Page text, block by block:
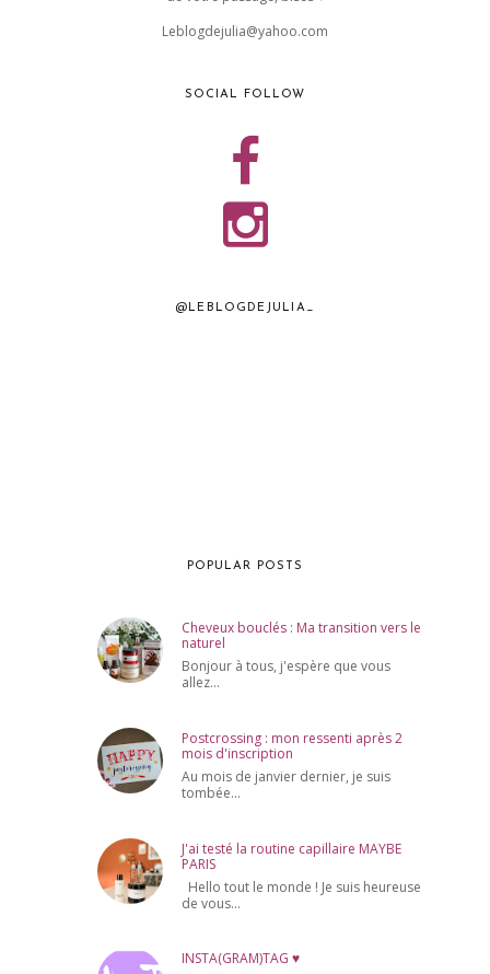
Leblogdejulia@yahoo.com
SOCIAL FOLLOW
@LEBLOGDEJULIA_
POPULAR POSTS
Cheveux bouclés : Ma transition vers le
naturel
Bonjour à tous, j'espère que vous
allez...
Postcrossing : mon ressenti après 2
mois d'inscription
Au mois de janvier dernier, je suis
tombée...
J'ai testé la routine capillaire MAYBE
PARIS
Hello tout le monde ! Je suis heureuse
de vous...
INSTA(GRAM)TAG ♥